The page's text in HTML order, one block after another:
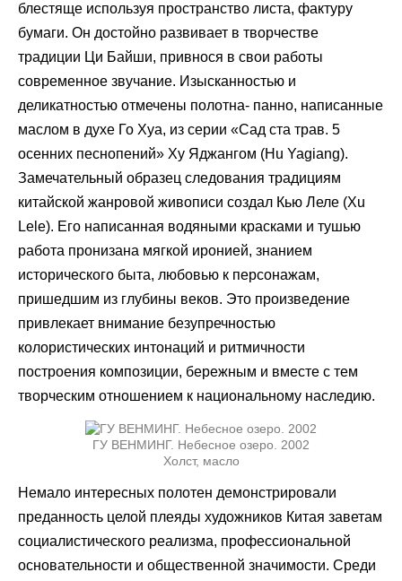
блестяще используя пространство листа, фактуру
бумаги. Он достойно развивает в творчестве
традиции Ци Байши, привнося в свои работы
современное звучание. Изысканностью и
деликатностью отмечены полотна- панно, написанные
маслом в духе Го Хуа, из серии «Сад ста трав. 5
осенних песнопений» Ху Яджангом (Hu Yagiang).
Замечательный образец следования традициям
китайской жанровой живописи создал Кью Леле (Xu
Lele). Его написанная водяными красками и тушью
работа пронизана мягкой иронией, знанием
исторического быта, любовью к персонажам,
пришедшим из глубины веков. Это произведение
привлекает внимание безупречностью
колористических интонаций и ритмичности
построения композиции, бережным и вместе с тем
творческим отношением к национальному наследию.
ГУ ВЕНМИНГ. Небесное озеро. 2002
Холст, масло
Немало интересных полотен демонстрировали
преданность целой плеяды художников Китая заветам
социалистического реализма, профессиональной
основательности и общественной значимости. Среди